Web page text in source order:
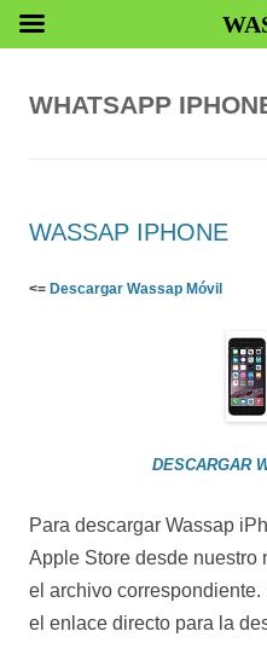
WHATSAPP
WASSAP IPHONE
<= Descargar Wassap Móvil
DESCARGAR
Para descargar Wassap
Apple Store desde nuestro
el archivo
el enlace directo para la